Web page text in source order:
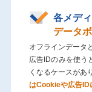
各メデ
データ
オフラインデータ
広告IDのみを使う
くなるケースがあ
はCookieや広告ID